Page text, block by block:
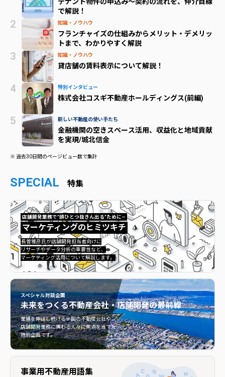
で解説！
知識・ノウハウ
フランチャイズの仕組みからメリット・デメリッ
トまで、わかりやすく解説
知識・ノウハウ
貸店舗の賃料表示について解説！
特別インタビュー
株式会社コスギ不動産ホールディングス(前編)
新しい不動産の使い手たち
金融機関の空きスペース活用、収益化と地域貢献
を実現/城北信金
※ 過去30日間のページビュー数で集計
SPECIAL 特集
店舗開発業務で”頭ひとつ抜きん出る”ために—
マーケティングのヒミツキチ
長曽雅彦氏が店舗開発担当者向けに
リサーチやデータ分析の重要性など、
マーケティング活用について解説します。
マーケティングのヒミツキチ">
スペシャル対談企画
未来をつくる不動産会社・店舗開発の最前線
業績を伸ばし続ける全国の不動産会社や
店舗開発業務に携わる人々に焦点を当てた
特別企画です。
不動産会社・店舗開発の最前線">
事業用不動産用語集